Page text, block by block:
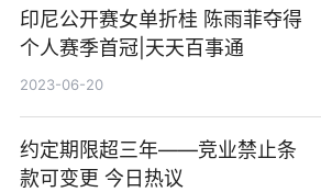
印尼公开赛女单折桂 陈雨菲夺得
个人赛季首冠|天天百事通
2023-06-20
约定期限超三年——竞业禁止条
款可变更 今日热议